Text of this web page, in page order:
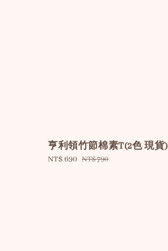
亨利領竹節棉素T(2色 現貨)
Sale
NT$ 690 Regular
NT$ 790